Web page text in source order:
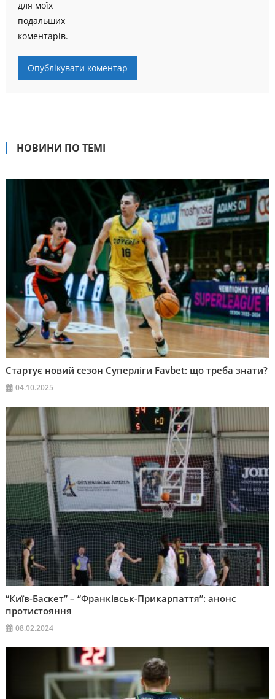
для моїх
подальших
коментарів.
НОВИНИ ПО ТЕМІ
Стартує новий сезон Суперліги Favbet: що треба знати?
04.10.2025
“Київ-Баскет” – “Франківськ-Прикарпаття”: анонс
протистояння
08.02.2024